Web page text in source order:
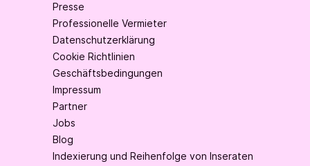
Presse
Professionelle Vermieter
Datenschutzerklärung
Cookie Richtlinien
Geschäftsbedingungen
Impressum
Partner
Jobs
Blog
Indexierung und Reihenfolge von Inseraten